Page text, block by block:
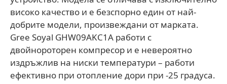
високо качество и е безспорно един от най-
добрите модели, произвеждани от марката.
Gree Soyal GHW09AKC1A работи с
двойнороторен компресор и е невероятно
издръжлив на ниски температури – работи
ефективно при отопление дори при -25 градуса.